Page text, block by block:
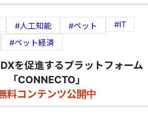
#人工知能 #ペット
#IT
#ペット経済
を促進するプラットフォーム
「CONNECTO」
料コンテンツ公開中